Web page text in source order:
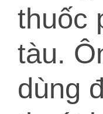
thuốc
tàu.
dùng